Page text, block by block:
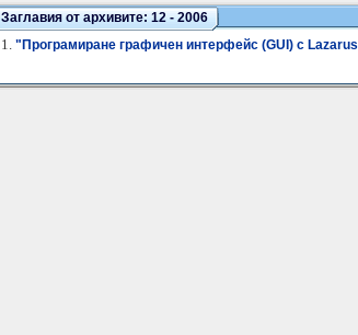
Заглавия от архивите: 12 - 2006
1. "Програмиране графичен интерфейс (GUI) с